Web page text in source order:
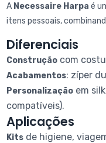
A Necessaire Harpa é
itens pessoais,
Diferenciais
Construçãocom
Acabamentos: zíper
Personalizaçãoem
compatíveis).
Aplicações
Kitsde higiene,